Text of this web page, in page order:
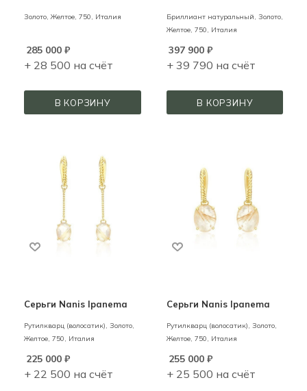
Золото, Желтое, 750, Италия
285 000 ₽
+ 28 500 на счёт
В КОРЗИНУ
Бриллиант натуральный, Золото,
Желтое, 750, Италия
397 900₽
+ 39 790 на счёт
В КОРЗИНУ
Серьги Nanis Ipanema
Рутилкварц (волосатик), Золото,
Желтое, 750, Италия
225 000 ₽
+ 22 500 на счёт
Серьги Nanis Ipanema
Рутилкварц (волосатик), Золото,
Желтое, 750, Италия
255 000₽
+ 25 500 на счёт